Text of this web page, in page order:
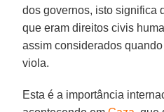
dos governos, isto significa
que eram direitos civis
assim considerados
viola.
Esta é a importância